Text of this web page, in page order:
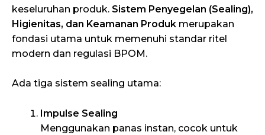
keseluruhan produk. Sistem Penyegelan (Sealing),
Higienitas, dan Keamanan Produk merupakan
fondasi utama untuk memenuhi standar ritel
modern dan regulasi BPOM.
Ada tiga sistem sealing utama:
Impulse Sealing
Menggunakan panas instan, cocok untuk